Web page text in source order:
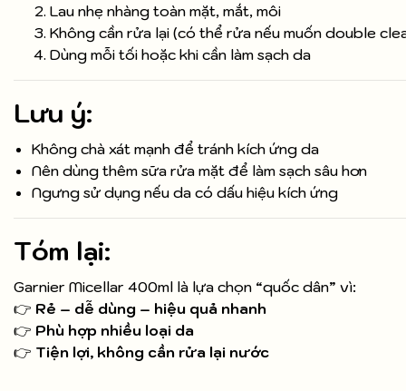
Lau nhẹ nhàng toàn mặt, mắt, môi
Không cần rửa lại (có thể rửa nếu muốn double
Dùng mỗi tối hoặc khi cần làm sạch da
Lưu ý:
Không chà xát mạnh để tránh kích ứng da
Nên dùng thêm sữa rửa mặt để làm sạch sâu hơn
Ngưng sử dụng nếu da có dấu hiệu kích ứng
Tóm lại:
Garnier Micellar 400ml là lựa chọn “quốc dân” vì:
👉 Rẻ – dễ dùng – hiệu quả nhanh
👉 Phù hợp nhiều loại da
👉 Tiện lợi, không cần rửa lại nước